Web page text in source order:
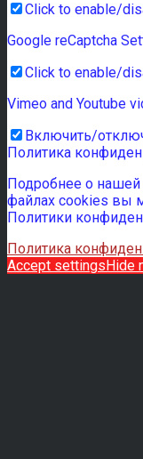
Click to enable/
Google reCaptcha
Click to enable/
Vimeo and Youtube
Включить/
Политика
Подробнее о нашей
файлах cookies вы
Политики
Политика
Accept settingsHide